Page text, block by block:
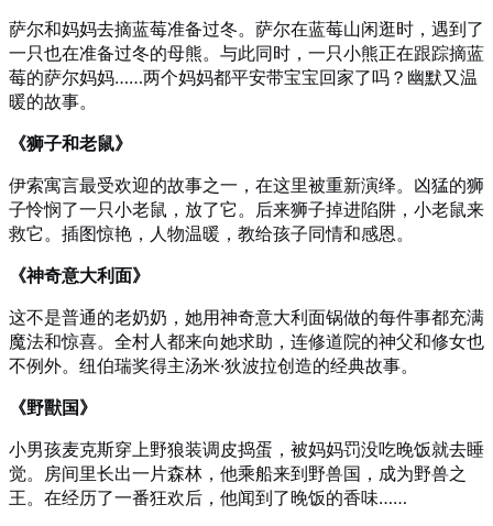
萨尔和妈妈去摘蓝莓准备过冬。萨尔在蓝莓山闲逛时，遇到了
一只也在准备过冬的母熊。与此同时，一只小熊正在跟踪摘蓝
莓的萨尔妈妈……两个妈妈都平安带宝宝回家了吗？幽默又温
暖的故事。
《狮子和老鼠》
伊索寓言最受欢迎的故事之一，在这里被重新演绎。凶猛的狮
子怜悯了一只小老鼠，放了它。后来狮子掉进陷阱，小老鼠来
救它。插图惊艳，人物温暖，教给孩子同情和感恩。
《神奇意大利面》
这不是普通的老奶奶，她用神奇意大利面锅做的每件事都充满
魔法和惊喜。全村人都来向她求助，连修道院的神父和修女也
不例外。纽伯瑞奖得主汤米·狄波拉创造的经典故事。
《野獸国》
小男孩麦克斯穿上野狼装调皮捣蛋，被妈妈罚没吃晚饭就去睡
觉。房间里长出一片森林，他乘船来到野兽国，成为野兽之
王。在经历了一番狂欢后，他闻到了晚饭的香味……